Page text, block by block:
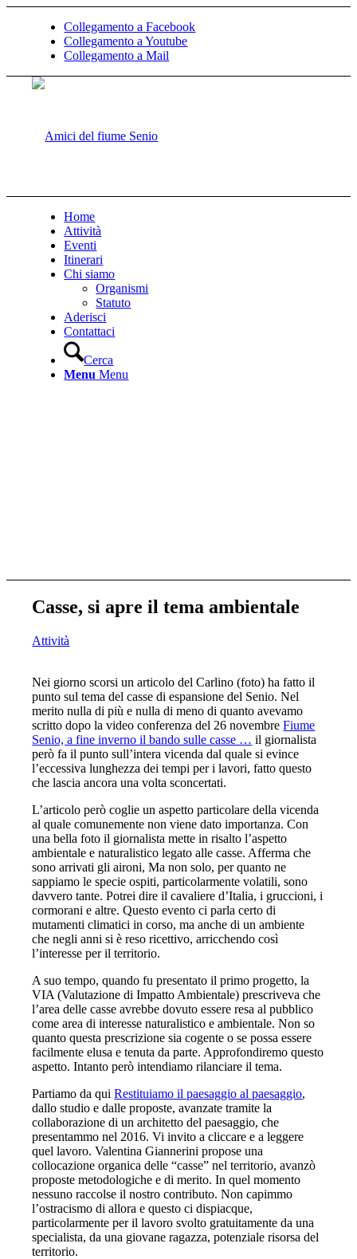
Collegamento a Facebook
Collegamento a Youtube
Collegamento a Mail
Home
Attività
Eventi
Itinerari
Chi siamo
Organismi
Statuto
Aderisci
Contattaci
Cerca
Menu Menu
Casse, si apre il tema ambientale
Attività
Nei giorno scorsi un articolo del Carlino (foto) ha fatto il
punto sul tema del casse di espansione del Senio. Nel
merito nulla di più e nulla di meno di quanto avevamo
scritto dopo la video conferenza del 26 novembreFiume
Senio, a fine inverno il bando sulle casse … il giornalista
però fa il punto sull’intera vicenda dal quale si evince
l’eccessiva lunghezza dei tempi per i lavori, fatto questo
che lascia ancora una volta sconcertati.
L’articolo però coglie un aspetto particolare della vicenda
al quale comunemente non viene dato importanza. Con
una bella foto il giornalista mette in risalto l’aspetto
ambientale e naturalistico legato alle casse. Afferma che
sono arrivati gli aironi, Ma non solo, per quanto ne
sappiamo le specie ospiti, particolarmente volatili, sono
davvero tante. Potrei dire il cavaliere d’Italia, i gruccioni, i
cormorani e altre. Questo evento ci parla certo di
mutamenti climatici in corso, ma anche di un ambiente
che negli anni si è reso ricettivo, arricchendo così
l’interesse per il territorio.
A suo tempo, quando fu presentato il primo progetto, la
VIA (Valutazione di Impatto Ambientale) prescriveva che
l’area delle casse avrebbe dovuto essere resa al pubblico
come area di interesse naturalistico e ambientale. Non so
quanto questa prescrizione sia cogente o se possa essere
facilmente elusa e tenuta da parte. Approfondiremo questo
aspetto. Intanto però intendiamo rilanciare il tema.
Partiamo da quiRestituiamo il paesaggio al paesaggio,
dallo studio e dalle proposte, avanzate tramite la
collaborazione di un architetto del paesaggio, che
presentammo nel 2016. Vi invito a cliccare e a leggere
quel lavoro. Valentina Giannerini propose una
collocazione organica delle “casse” nel territorio, avanzò
proposte metodologiche e di merito. In quel momento
nessuno raccolse il nostro contributo. Non capimmo
l’ostracismo di allora e questo ci dispiacque,
particolarmente per il lavoro svolto gratuitamente da una
specialista, da una giovane ragazza, potenziale risorsa del
territorio.